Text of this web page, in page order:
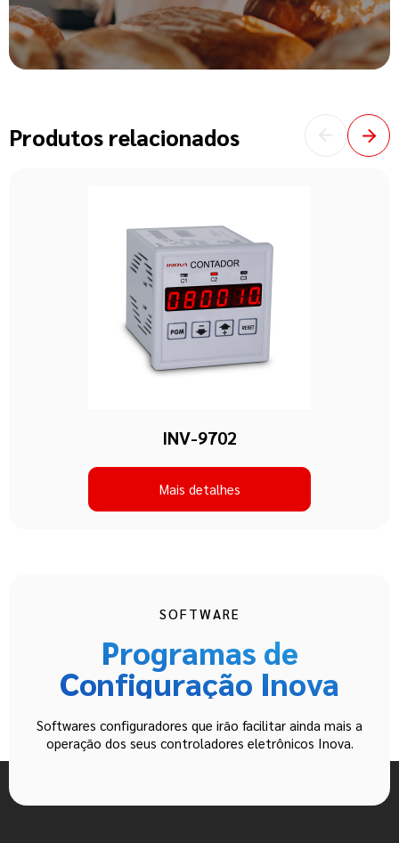
Produtos relacionados
INV-9702
Mais detalhes
SOFTWARE
Programas de
Configuração Inova
Softwares configuradores que irão facilitar ainda mais a
operação dos seus controladores eletrônicos Inova.